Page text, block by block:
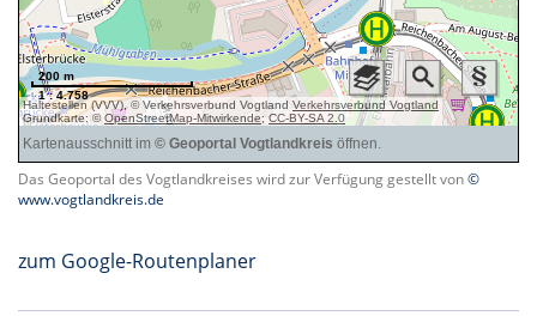
Das Geoportal des Vogtlandkreises wird zur Verfügung gestellt von©
www.vogtlandkreis.de
zum Google-Routenplaner